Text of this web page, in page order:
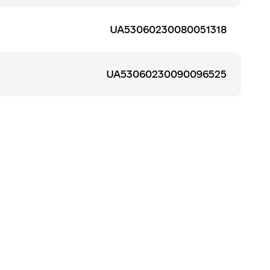
UA53060230080051318
UA53060230090096525